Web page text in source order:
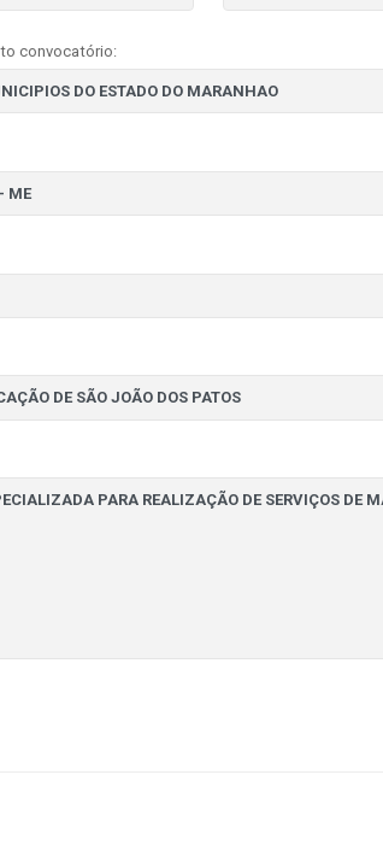
convocatório: